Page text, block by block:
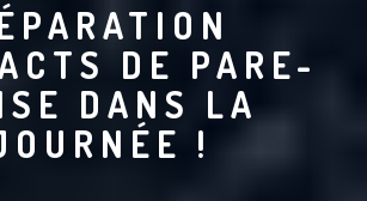
DE PARE-
DANS LA
!